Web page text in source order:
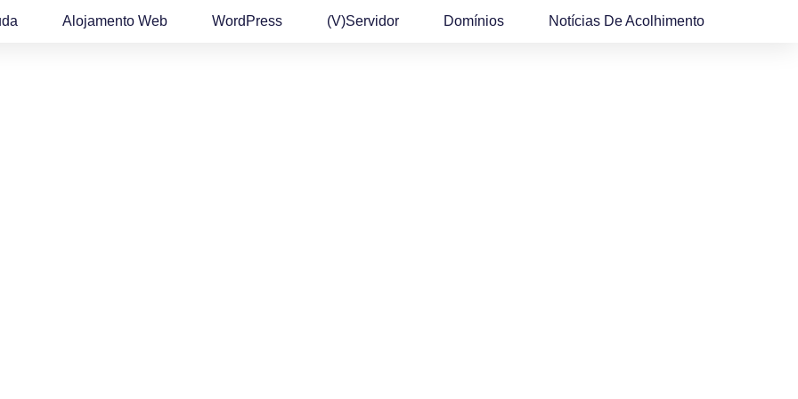
Alojamento Web WordPress (v)Servidor Domínios Notícias De Acolhimento